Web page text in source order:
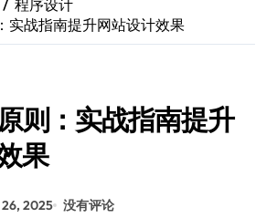
程序设计
实战指南提升网站设计效果
则：实战指南提升
果
26, 2025 没有评论